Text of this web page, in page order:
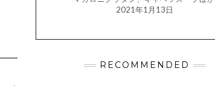
2021年1月13日
RECOMMENDED